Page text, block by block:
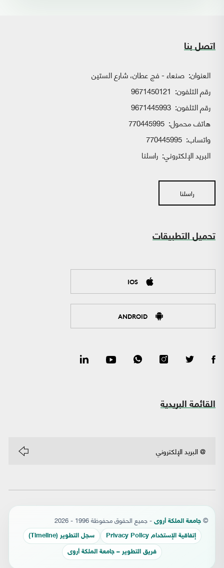
اتصل بنا
العنوان: صنعاء - فج عطان، شارع الستين
رقم التلفون: 9671450121
رقم التلفون: 9671445993
هاتف محمول: 770445995
واتساب:
البريد الإلكتروني: راسلنا
راسلنا
تحميل التطبيقات
IOS
ANDROID
القائمة البريدية
© جامعة الملكة أروى - جميع الحقوق محفوظة 1996 - 2026
إتفاقية الإستخدام Privacy Policy سجل التطوير (Timeline)
فريق التطوير – جامعة الملكة أروى